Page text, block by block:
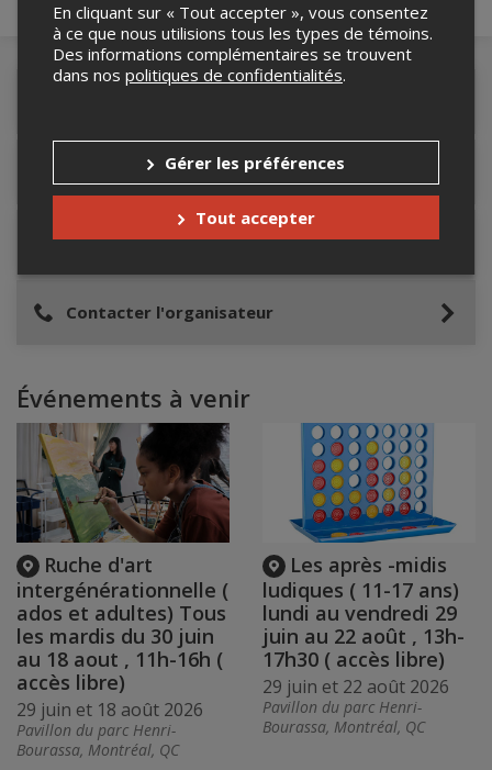
Accès au site de l'événement
Lieu de l'événement
Contacter l'organisateur
Événements à venir
Ruche d'art
intergénérationnelle (
ados et adultes) Tous
les mardis du 30 juin
au 18 aout , 11h-16h (
accès libre)
29 juin et 18 août 2026
Pavillon du parc Henri-
Bourassa, Montréal, QC
Les après -midis
ludiques ( 11-17 ans)
lundi au vendredi 29
juin au 22 août , 13h-
17h30 ( accès libre)
29 juin et 22 août 2026
Pavillon du parc Henri-
Bourassa, Montréal, QC
En cliquant sur « Tout accepter », vous consentez
à ce que nous utilisions tous les types de témoins.
Des informations complémentaires se trouvent
dans nos politiques de confidentialités.
Gérer les préférences
Tout accepter